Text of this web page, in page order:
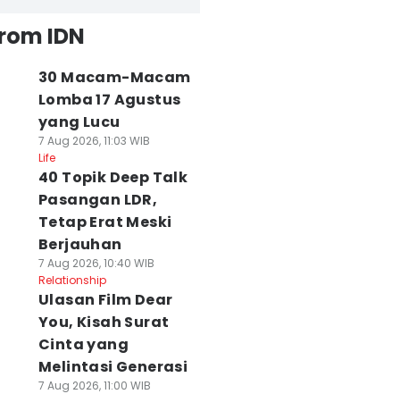
IDN
30 Macam-Macam
Lomba 17 Agustus
yang Lucu
7 Aug 2026, 11:03 WIB
Life
40 Topik Deep Talk
Pasangan LDR,
Tetap Erat Meski
Berjauhan
7 Aug 2026, 10:40 WIB
Relationship
Ulasan Film Dear
You, Kisah Surat
Cinta yang
Melintasi Generasi
7 Aug 2026, 11:00 WIB